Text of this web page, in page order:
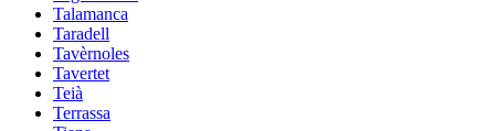
Talamanca
Taradell
Tavèrnoles
Tavertet
Teià
Terrassa